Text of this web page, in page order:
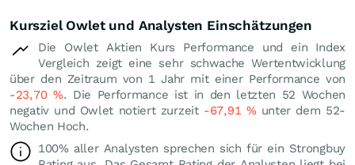
Kursziel Owlet und Analysten Einschätzungen
Die Owlet Aktien Kurs Performance und ein Index
Vergleich zeigt eine sehr schwache Wertentwicklung
über den Zeitraum von 1 Jahr mit einer Performance von
-23,70 %. Die Performance ist in den letzten 52 Wochen
negativ und Owlet notiert zurzeit -67,91 %unter dem 52-
Wochen Hoch.
100% aller Analysten sprechen sich für ein Strongbuy